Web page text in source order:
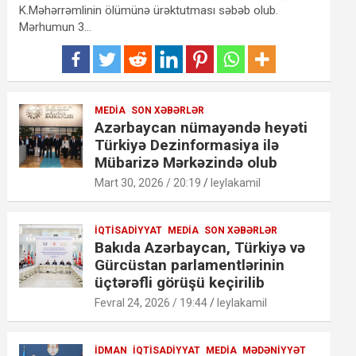
K.Məhərrəmlinin ölümünə ürəktutması səbəb olub.
Mərhumun 3…
MEDIA SON XƏBƏRLƏR
Azərbaycan nümayəndə heyəti
Türkiyə Dezinformasiya ilə
Mübarizə Mərkəzində olub
Mart 30, 2026 / 20:19 leylakamil
İQTISADIYYAT MEDIA SON XƏBƏRLƏR
Bakıda Azərbaycan, Türkiyə və
Gürcüstan parlamentlərinin
üçtərəfli görüşü keçirilib
Fevral 24, 2026 / 19:44 leylakamil
İDMAN İQTISADIYYAT MEDIA MƏDƏNIYYƏT